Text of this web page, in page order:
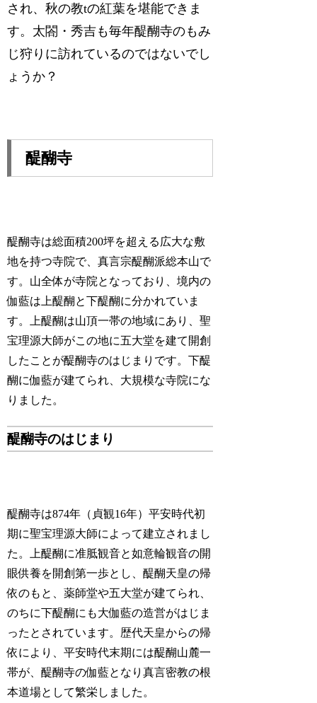
され、秋の教tの紅葉を堪能できま
す。太閤・秀吉も毎年醍醐寺のもみ
じ狩りに訪れているのではないでし
ょうか？
醍醐寺
醍醐寺は総面積200坪を超える広大な敷
地を持つ寺院で、真言宗醍醐派総本山で
す。山全体が寺院となっており、境内の
伽藍は上醍醐と下醍醐に分かれていま
す。上醍醐は山頂一帯の地域にあり、聖
宝理源大師がこの地に五大堂を建て開創
したことが醍醐寺のはじまりです。下醍
醐に伽藍が建てられ、大規模な寺院にな
りました。
醍醐寺のはじまり
醍醐寺は874年（貞観16年）平安時代初
期に聖宝理源大師によって建立されまし
た。上醍醐に准胝観音と如意輪観音の開
眼供養を開創第一歩とし、醍醐天皇の帰
依のもと、薬師堂や五大堂が建てられ、
のちに下醍醐にも大伽藍の造営がはじま
ったとされています。歴代天皇からの帰
依により、平安時代末期には醍醐山麓一
帯が、醍醐寺の伽藍となり真言密教の根
本道場として繁栄しました。